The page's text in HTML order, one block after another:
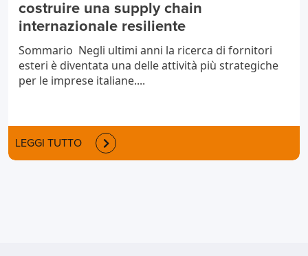
costruire una supply chain
internazionale resiliente
Sommario Negli ultimi anni la ricerca di fornitori
esteri è diventata una delle attività più strategiche
per le imprese italiane....
LEGGI TUTTO